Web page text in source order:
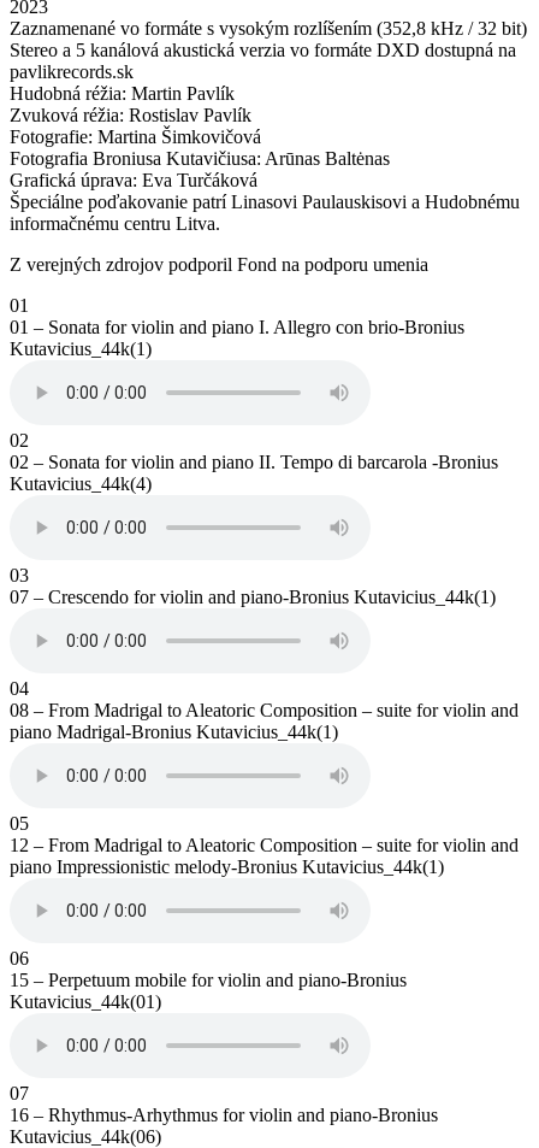
2023
Zaznamenané vo formáte s vysokým rozlíšením (352,8 kHz / 32 bit)
Stereo a 5 kanálová akustická verzia vo formáte DXD dostupná na
pavlikrecords.sk
Hudobná réžia: Martin Pavlík
Zvuková réžia: Rostislav Pavlík
Fotografie: Martina Šimkovičová
Fotografia Broniusa Kutavičiusa: Arūnas Baltėnas
Grafická úprava: Eva Turčáková
Špeciálne poďakovanie patrí Linasovi Paulauskisovi a Hudobnému
informačnému centru Litva.
Z verejných zdrojov podporil Fond na podporu umenia
01
01 – Sonata for violin and piano I. Allegro con brio-Bronius
Kutavicius_44k(1)
02
02 – Sonata for violin and piano II. Tempo di barcarola -Bronius
Kutavicius_44k(4)
03
07 – Crescendo for violin and piano-Bronius Kutavicius_44k(1)
04
08 – From Madrigal to Aleatoric Composition – suite for violin and
piano Madrigal-Bronius Kutavicius_44k(1)
05
12 – From Madrigal to Aleatoric Composition – suite for violin and
piano Impressionistic melody-Bronius Kutavicius_44k(1)
06
15 – Perpetuum mobile for violin and piano-Bronius
Kutavicius_44k(01)
07
16 – Rhythmus-Arhythmus for violin and piano-Bronius
Kutavicius_44k(06)